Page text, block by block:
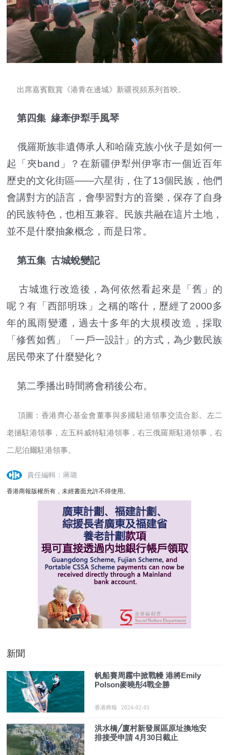
出席嘉賓觀賞《港青在邊城》新疆視頻系列首映。
第四集 緣牽伊犁手風琴
俄羅斯族非遺傳承人和哈薩克族小伙子是如何一
起「夾band」？在新疆伊犁州伊寧市一個近百年
歷史的文化街區——六星街，住了13個民族，他們
會講對方的語言，會學習對方的音樂，保存了自身
的民族特色，也相互兼容。民族共融在這片土地，
並不是什麼抽象概念，而是日常。
第五集 古城蛻變記
古城進行改造後，為何依然看起來是「舊」的
呢？有「西部明珠」之稱的喀什，歷經了2000多
年的風雨變遷，過去十多年的大規模改造，採取
「修舊如舊」「一戶一設計」的方式，為少數民族
居民帶來了什麼變化？
第二季播出時間將會稍後公布。
頂圖：香港齊心基金會董事與多國駐港領事交流合影。左二
老撾駐港領事，左五科威特駐港領事，右三俄羅斯駐港領事，右
二尼泊爾駐港領事。
責任編輯：蔣璐
香港商報版權所有，未經書面允許不得使用。
新聞
帆船賽周霧中掀戰幔 港將Emily
Polson麥曉彤4戰全勝
香港商報 2024-02-01
洪水橋╱廈村新發展區原址換地安
排接受申請 4月30日截止